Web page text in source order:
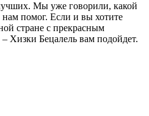
Мы уже говорили, какой
помог. Если и вы хотите
стране с прекрасным
Хизки Бецалель вам подойдет.